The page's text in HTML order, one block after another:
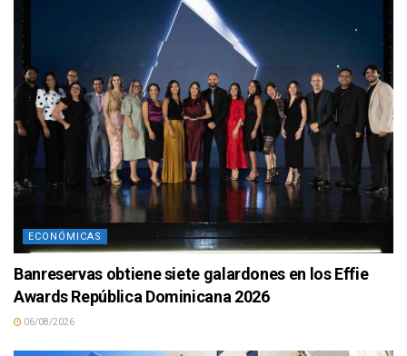
ECONÓMICAS
Banreservas obtiene siete galardones en los Effie
Awards República Dominicana 2026
06/08/2026